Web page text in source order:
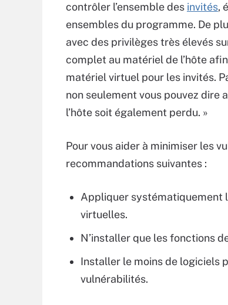
contrôler l’ensemble des invités,
ensembles du programme. De
avec des privilèges très élevés
complet au matériel de l’hôte
matériel virtuel pour les invités.
non seulement vous pouvez dire
l’hôte soit également perdu. »
Pour vous aider à minimiser les
recommandations suivantes :
Appliquer systématiquement
virtuelles.
N’installer que les fonctions
Installer le moins de logiciels
vulnérabilités.